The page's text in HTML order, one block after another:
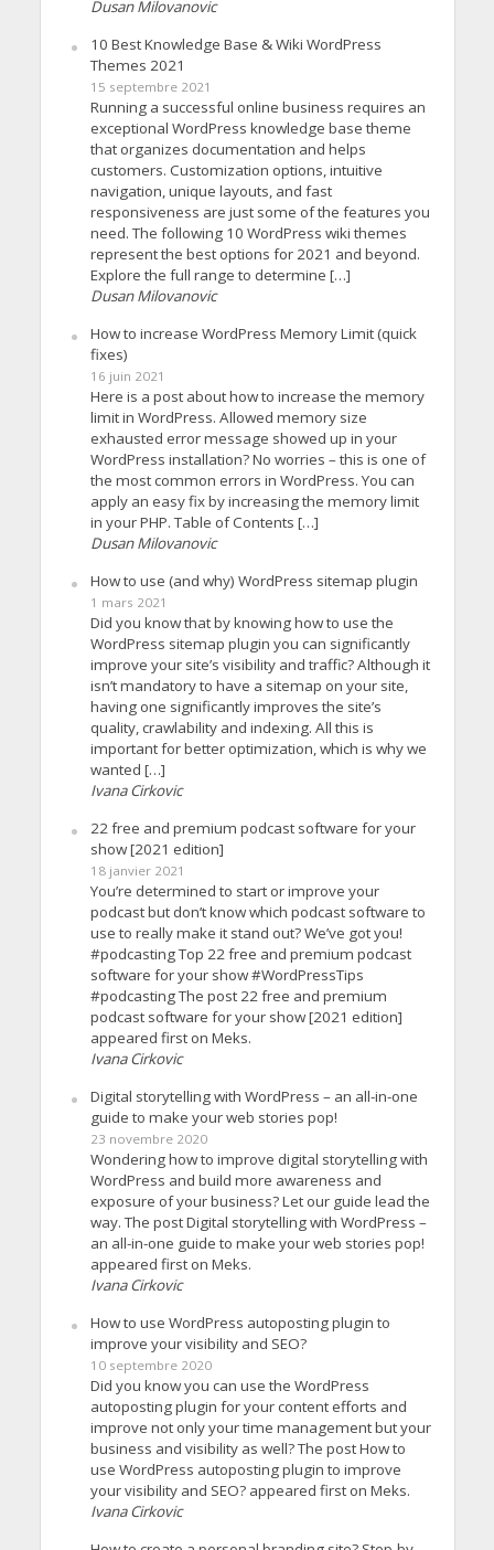
Dusan Milovanovic
10 Best Knowledge Base & Wiki WordPress
Themes 2021
15 septembre 2021
Running a successful online business requires an
exceptional WordPress knowledge base theme
that organizes documentation and helps
customers. Customization options, intuitive
navigation, unique layouts, and fast
responsiveness are just some of the features you
need. The following 10 WordPress wiki themes
represent the best options for 2021 and beyond.
Explore the full range to determine […]
Dusan Milovanovic
How to increase WordPress Memory Limit (quick
fixes)
16 juin 2021
Here is a post about how to increase the memory
limit in WordPress. Allowed memory size
exhausted error message showed up in your
WordPress installation? No worries – this is one of
the most common errors in WordPress. You can
apply an easy fix by increasing the memory limit
in your PHP. Table of Contents […]
Dusan Milovanovic
How to use (and why) WordPress sitemap plugin
1 mars 2021
Did you know that by knowing how to use the
WordPress sitemap plugin you can significantly
improve your site’s visibility and traffic? Although it
isn’t mandatory to have a sitemap on your site,
having one significantly improves the site’s
quality, crawlability and indexing. All this is
important for better optimization, which is why we
wanted […]
Ivana Cirkovic
22 free and premium podcast software for your
show [2021 edition]
18 janvier 2021
You’re determined to start or improve your
podcast but don’t know which podcast software to
use to really make it stand out? We’ve got you!
#podcasting Top 22 free and premium podcast
software for your show #WordPressTips
#podcasting The post 22 free and premium
podcast software for your show [2021 edition]
appeared first on Meks.
Ivana Cirkovic
Digital storytelling with WordPress – an all-in-one
guide to make your web stories pop!
23 novembre 2020
Wondering how to improve digital storytelling with
WordPress and build more awareness and
exposure of your business? Let our guide lead the
way. The post Digital storytelling with WordPress –
an all-in-one guide to make your web stories pop!
appeared first on Meks.
Ivana Cirkovic
How to use WordPress autoposting plugin to
improve your visibility and SEO?
10 septembre 2020
Did you know you can use the WordPress
autoposting plugin for your content efforts and
improve not only your time management but your
business and visibility as well? The post How to
use WordPress autoposting plugin to improve
your visibility and SEO? appeared first on Meks.
Ivana Cirkovic